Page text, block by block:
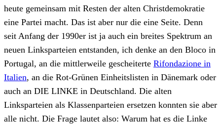
heute gemeinsam mit Resten der alten Christdemokratie
eine Partei macht. Das ist aber nur die eine Seite. Denn
seit Anfang der 1990er ist ja auch ein breites Spektrum an
neuen Linksparteien entstanden, ich denke an den Bloco in
Portugal, an die mittlerweile gescheiterte Rifondazione in
Italien, an die Rot-Grünen Einheitslisten in Dänemark oder
auch an DIE LINKE in Deutschland. Die alten
Linksparteien als Klassenparteien ersetzen konnten sie aber
alle nicht. Die Frage lautet also: Warum hat es die Linke